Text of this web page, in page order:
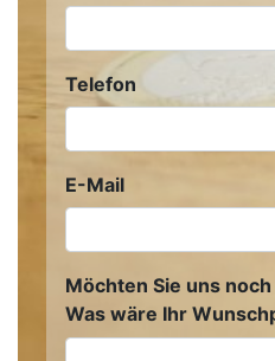
Telefon
E-Mail
Möchten Sie uns
Was wäre Ihr